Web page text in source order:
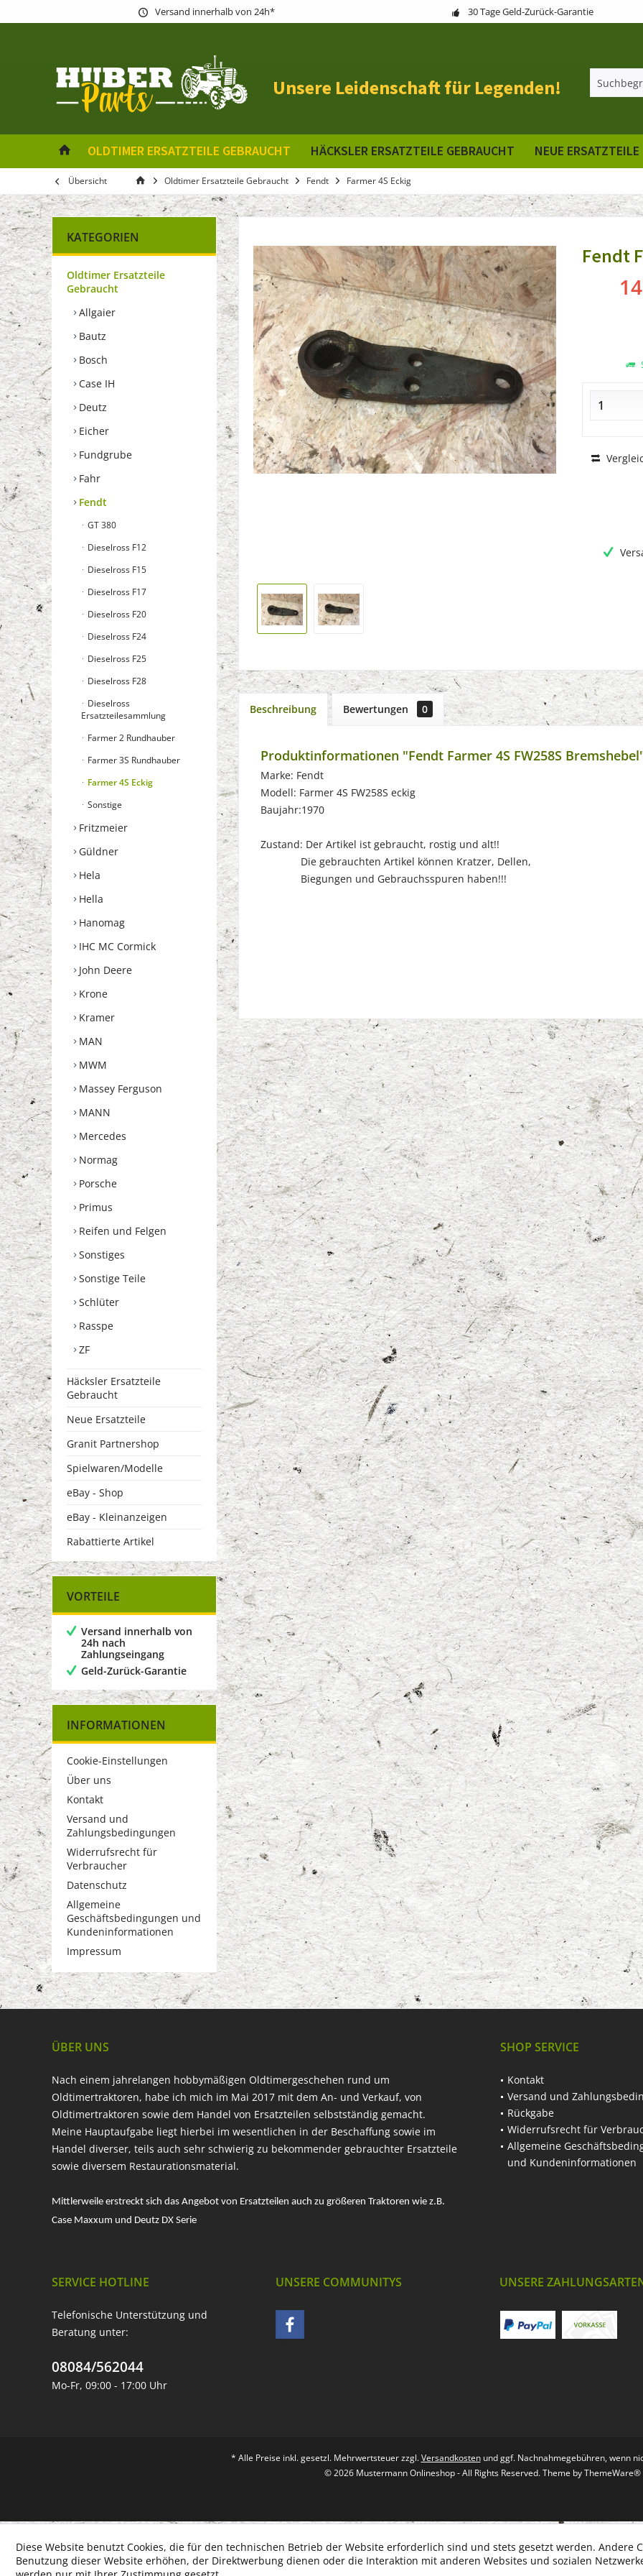
Versand innerhalb von 24h* 30 Tage Geld-Zurück-Garantie
Unsere Leidenschaft für Legenden!
OLDTIMER ERSATZTEILE GEBRAUCHT HÄCKSLER ERSATZTEILE GEBRAUCHT NEUE ERSATZTEILE
Übersicht Oldtimer Ersatzteile Gebraucht Fendt Farmer 4S Eckig
KATEGORIEN
Oldtimer Ersatzteile
Gebraucht
Allgaier
Bautz
Bosch
Case IH
Deutz
Eicher
Fundgrube
Fahr
Fendt
GT 380
Dieselross F12
Dieselross F15
Dieselross F17
Dieselross F20
Dieselross F24
Dieselross F25
Dieselross F28
Dieselross
Ersatzteilesammlung
Farmer 2 Rundhauber
Farmer 3S Rundhauber
Farmer 4S Eckig
Sonstige
Fritzmeier
Güldner
Hela
Hella
Hanomag
IHC MC Cormick
John Deere
Krone
Kramer
MAN
MWM
Massey Ferguson
MANN
Mercedes
Normag
Porsche
Primus
Reifen und Felgen
Sonstiges
Sonstige Teile
Schlüter
Rasspe
ZF
Häcksler Ersatzteile
Gebraucht
Neue Ersatzteile
Granit Partnershop
Spielwaren/Modelle
eBay - Shop
eBay - Kleinanzeigen
Rabattierte Artikel
VORTEILE
Versand innerhalb von
24h nach
Zahlungseingang
Geld-Zurück-Garantie
INFORMATIONEN
Cookie-Einstellungen
Über uns
Kontakt
Versand und
Zahlungsbedingungen
Widerrufsrecht für
Verbraucher
Datenschutz
Allgemeine
Geschäftsbedingungen und
Kundeninformationen
Impressum
Fendt
Beschreibung Bewertungen 0
Produktinformationen "Fendt Farmer 4S FW258S
Marke: Fendt
Modell: Farmer 4S FW258S eckig
Baujahr:1970
Zustand: Der Artikel ist gebraucht, rostig und alt!!
Die gebrauchten Artikel können Kratzer, Dellen,
Biegungen und Gebrauchsspuren haben!!!
ÜBER UNS
Nach einem jahrelangen hobbymäßigen Oldtimergeschehen rund um
Oldtimertraktoren, habe ich mich im Mai 2017 mit dem An- und Verkauf, von
Oldtimertraktoren sowie dem Handel von Ersatzteilen selbstständig gemacht.
Meine Hauptaufgabe liegt hierbei im wesentlichen in der Beschaffung sowie im
Handel diverser, teils auch sehr schwierig zu bekommender gebrauchter Ersatzteile
sowie diversem Restaurationsmaterial.
Mittlerweile erstreckt sich das Angebot von Ersatzteilen auch zu größeren Traktoren wie z.B.
Case Maxxum und Deutz DX Serie
SHOP SERVICE
Kontakt
Versand und
Rückgabe
Widerrufsrecht für
Allgemeine
und Kundeninformationen
SERVICE HOTLINE
Telefonische Unterstützung und
Beratung unter:
08084/562044
Mo-Fr, 09:00 - 17:00 Uhr
UNSERE COMMUNITYS UNSERE
* Alle Preise inkl. gesetzl. Mehrwertsteuer zzgl.Versandkostenund ggf. Nachnahmegebühren, wenn
© 2026 Mustermann Onlineshop - All Rights Reserved. Theme byThemeWare®
Diese Website benutzt Cookies, die für den technischen Betrieb der Website erforderlich sind und stets gesetzt werden. Andere
Benutzung dieser Website erhöhen, der Direktwerbung dienen oder die Interaktion mit anderen Websites und sozialen